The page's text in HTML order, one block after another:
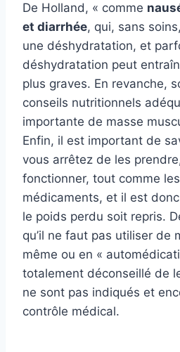
De Holland, « comme
et diarrhée, qui, sans
une déshydratation, et
déshydratation peut
plus graves. En revanche,
conseils nutritionnels
importante de masse
Enfin, il est important de
vous arrêtez de les
fonctionner, tout comme
médicaments, et il est
le poids perdu soit repris.
qu’il ne faut pas utiliser de
même ou en «
totalement déconseillé de
ne sont pas indiqués et
contrôle médical.